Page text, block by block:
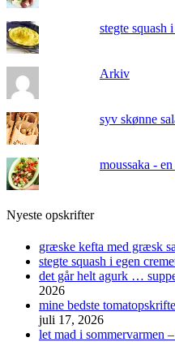
stegte squash
Arkiv
syv skønne
moussaka -
Nyeste opskrifter
græske kefta med græsk
stegte squash i egen
det går helt agurk …
2026
mine bedste
juli 17, 2026
let mad i sommervarmen